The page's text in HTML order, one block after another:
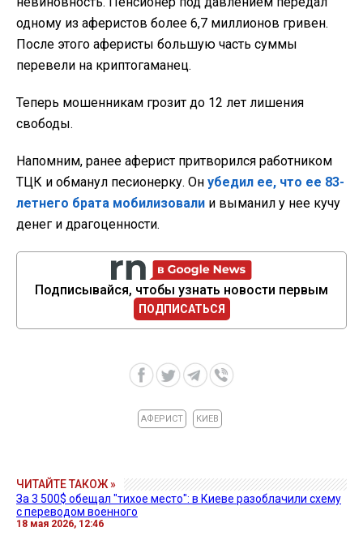
одному из аферистов более 6,7 миллионов гривен.
После этого аферисты большую часть суммы
перевели на криптогаманец.
Теперь мошенникам грозит до 12 лет лишения
свободы.
Напомним, ранее аферист притворился работником
ТЦК и обманул песионерку. Он убедил ее, что ее 83-
летнего брата мобилизовали и выманил у нее кучу
денег и драгоценности.
Подписывайся, чтобы узнать новости первым
ПОДПИСАТЬСЯ
АФЕРИСТ КИЕВ
ЧИТАЙТЕ ТАКОЖ »
За 3 500$ обещал "тихое место": в Киеве разоблачили схему
с переводом военного
18 мая 2026, 12:46